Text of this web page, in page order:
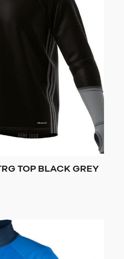
TOP BLACK GREY